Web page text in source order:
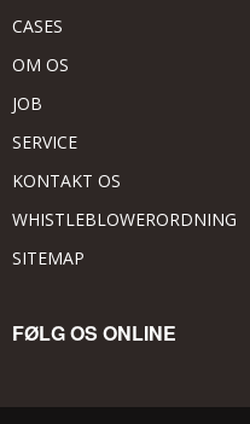
CASES
OM OS
JOB
SERVICE
KONTAKT OS
WHISTLEBLOWERORDNING
SITEMAP
FØLG OS ONLINE